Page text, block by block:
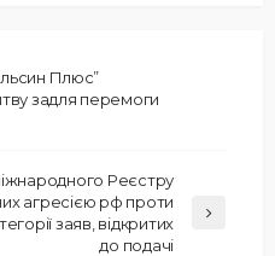
Плюс”
задля перемоги
Реєстру
агресією рф проти
заяв, відкритих
до подачі